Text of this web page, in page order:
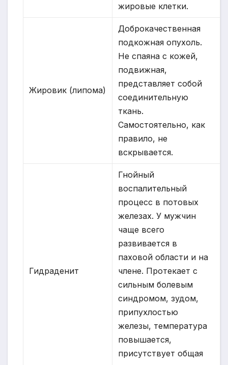
жировые клетки.
Жировик (липома)
Доброкачественная
подкожная опухоль.
Не спаяна с кожей,
подвижная,
представляет собой
соединительную
ткань.
Самостоятельно, как
правило, не
вскрывается.
Гидраденит
Гнойный
воспалительный
процесс в потовых
железах. У мужчин
чаще всего
развивается в
паховой области и на
члене. Протекает с
сильным болевым
синдромом, зудом,
припухлостью
железы, температура
повышается,
присутствует общая